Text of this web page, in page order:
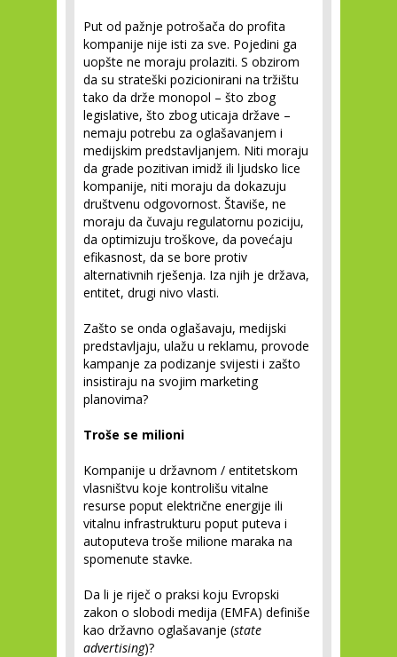
Put od pažnje potrošača do profita
kompanije nije isti za sve. Pojedini ga
uopšte ne moraju prolaziti. S obzirom
da su strateški pozicionirani na tržištu
tako da drže monopol – što zbog
legislative, što zbog uticaja države –
nemaju potrebu za oglašavanjem i
medijskim predstavljanjem. Niti moraju
da grade pozitivan imidž ili ljudsko lice
kompanije, niti moraju da dokazuju
društvenu odgovornost. Štaviše, ne
moraju da čuvaju regulatornu poziciju,
da optimizuju troškove, da povećaju
efikasnost, da se bore protiv
alternativnih rješenja. Iza njih je država,
entitet, drugi nivo vlasti.
Zašto se onda oglašavaju, medijski
predstavljaju, ulažu u reklamu, provode
kampanje za podizanje svijesti i zašto
insistiraju na svojim marketing
planovima?
Troše se milioni
Kompanije u državnom / entitetskom
vlasništvu koje kontrolišu vitalne
resurse poput električne energije ili
vitalnu infrastrukturu poput puteva i
autoputeva troše milione maraka na
spomenute stavke.
Da li je riječ o praksi koju Evropski
zakon o slobodi medija (EMFA) definiše
kao državno oglašavanje (state
advertising)?